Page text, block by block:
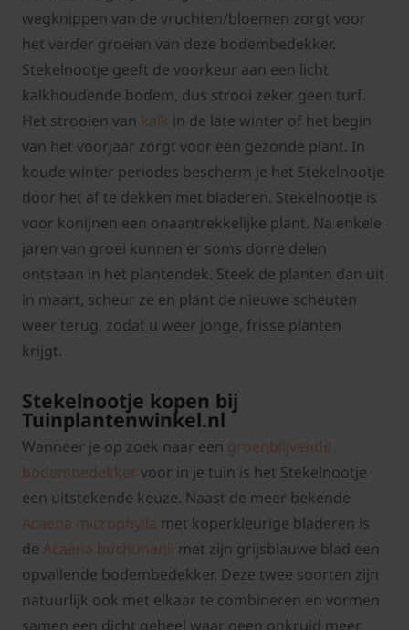
wegknippen van de vruchten/bloemen zorgt voor
het verder groeien van deze bodembedekker.
Stekelnootje geeft de voorkeur aan een licht
kalkhoudende bodem, dus strooi zeker geen turf.
Het strooien van kalk in de late winter of het begin
van het voorjaar zorgt voor een gezonde plant. In
koude winter periodes bescherm je het Stekelnootje
door het af te dekken met bladeren. Stekelnootje is
voor konijnen een onaantrekkelijke plant. Na enkele
jaren van groei kunnen er soms dorre delen
ontstaan in het plantendek. Steek de planten dan uit
in maart, scheur ze en plant de nieuwe scheuten
weer terug, zodat u weer jonge, frisse planten
krijgt.
Stekelnootje kopen bij
Tuinplantenwinkel.nl
Wanneer je op zoek naar een groenblijvende
bodembedekker voor in je tuin is het Stekelnootje
een uitstekende keuze. Naast de meer bekende
Acaena microphylla met koperkleurige bladeren is
de Acaena buchunanii
met zijn grijsblauwe blad een
opvallende bodembedekker. Deze twee soorten zijn
natuurlijk ook met elkaar te combineren en vormen
samen een dicht geheel waar geen onkruid meer